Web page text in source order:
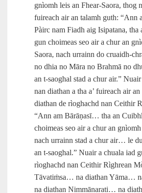
gnìomh leis an Fhear-Saora, thog
fuireach air an talamh guth: “Ann
Pàirc nam Fiadh aig Isipatana,
gun choimeas seo air a chur an
Saora, nach urrainn do
no dhia no Māra no Brahmā no
an t‑saoghal stad a chur air.”
nan diathan a tha a’ fuireach air
diathan de rìoghachd nan Ceithir
“Ann am Bārāṇasī… tha an
choimeas seo air a chur an
nach urrainn stad a chur air… le
an t‑saoghal.” Nuair a chuala iad
rìoghachd nan Ceithir Rìghrean
Tāvatiṁsa… na diathan Yāma…
na diathan Nimmānarati… na